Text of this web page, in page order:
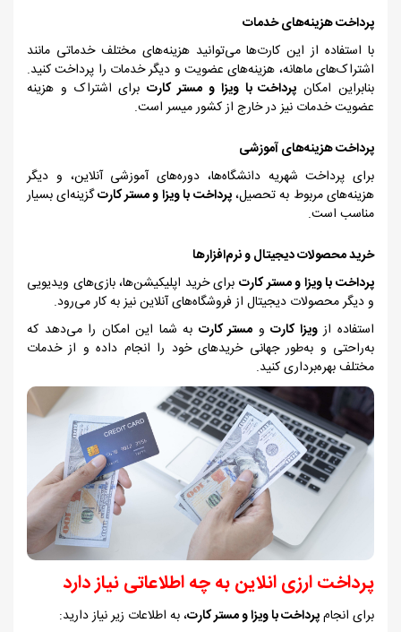
پرداخت هزینه‌های خدمات
با استفاده از این کارت‌ها می‌توانید هزینه‌های مختلف خدماتی مانند
اشتراک‌های ماهانه، هزینه‌های عضویت و دیگر خدمات را پرداخت کنید.
بنابراین امکان پرداخت با ویزا و مستر کارتبرای اشتراک و هزینه
عضویت خدمات نیز در خارج از کشور میسر است.
پرداخت هزینه‌های آموزشی
برای پرداخت شهریه دانشگاه‌ها، دوره‌های آموزشی آنلاین، و دیگر
هزینه‌های مربوط به تحصیل،پرداخت با ویزا و مستر کارتگزینه‌ای بسیار
مناسب است.
خرید محصولات دیجیتال و نرم‌افزارها
پرداخت با ویزا و مستر کارت برای خرید اپلیکیشن‌ها، بازی‌های ویدیویی
و دیگر محصولات دیجیتال از فروشگاه‌های آنلاین نیز به کار می‌رود.
استفاده ازویزا کارتو مستر کارت به شما این امکان را می‌دهد که
به‌راحتی و به‌طور جهانی خریدهای خود را انجام داده و از خدمات
مختلف بهره‌برداری کنید.
پرداخت ارزی انلاین به چه اطلاعاتی نیاز دارد
برای انجامپرداخت با ویزا و مستر کارت، به اطلاعات زیر نیاز دارید: